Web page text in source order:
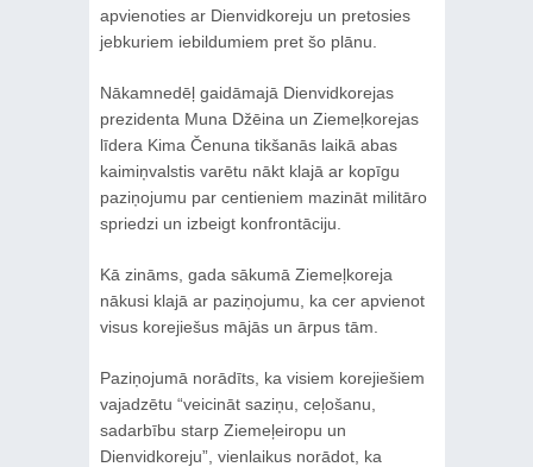
apvienoties ar Dienvidkoreju un pretosies
jebkuriem iebildumiem pret šo plānu.
Nākamnedēļ gaidāmajā Dienvidkorejas
prezidenta Muna Džēina un Ziemeļkorejas
līdera Kima Čenuna tikšanās laikā abas
kaimiņvalstis varētu nākt klajā ar kopīgu
paziņojumu par centieniem mazināt militāro
spriedzi un izbeigt konfrontāciju.
Kā zināms, gada sākumā Ziemeļkoreja
nākusi klajā ar paziņojumu, ka cer apvienot
visus korejiešus mājās un ārpus tām.
Paziņojumā norādīts, ka visiem korejiešiem
vajadzētu “veicināt saziņu, ceļošanu,
sadarbību starp Ziemeļeiropu un
Dienvidkoreju”, vienlaikus norādot, ka